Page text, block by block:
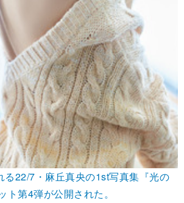
る22/7・麻丘真央の1st写真集『光の
ト第4弾が公開された。